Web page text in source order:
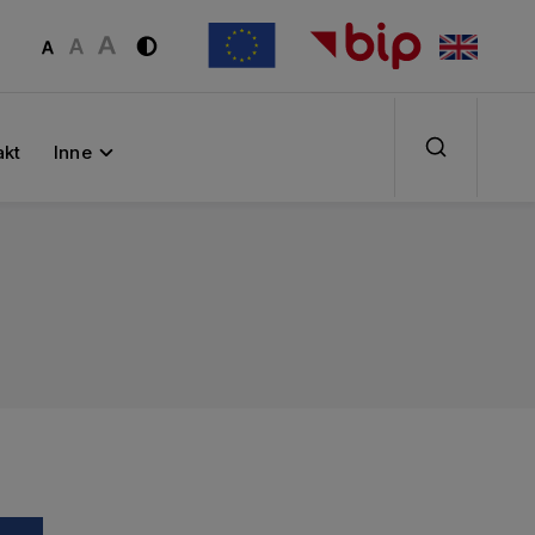
Inne